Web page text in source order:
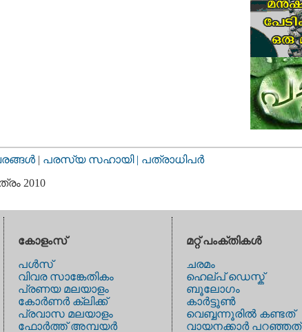
| പരസ്യ സഹായി | പത്രാധിപര്‍
2010
കോളംസ്
പള്‍സ്
വിവര സാങ്കേതികം
പ്രണയ മലയാളം
കോര്‍ണര്‍ ക്ലിക്ക്
പ്രവാസ മലയാളം
ഫോര്‍ത്ത് അമ്പയര്‍
മറ്റ് പംക്തികള്‍
ചരമം
ഹെല്പ് ഡെസ്ക്
ബൂലോഗം
കാര്‍ട്ടൂണ്‍
വെബ്ബന്നൂരില്‍ കണ്ടത്
വായനക്കാര്‍ പറഞ്ഞത്